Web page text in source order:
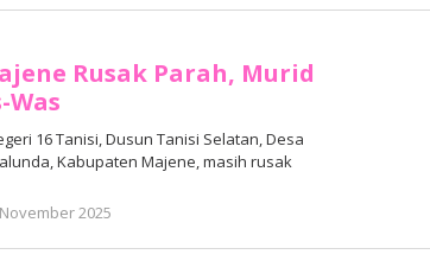
Junaedi
Rusak Parah, Murid
Was
16 Tanisi, Dusun Tanisi Selatan, Desa
Kabupaten Majene, masih rusak
2025
Junaedi